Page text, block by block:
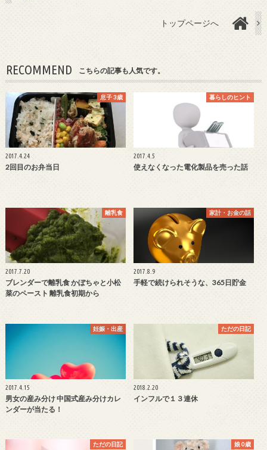
トップページへ
RECOMMEND こちらの記事も人気です。
息子 3歳
2017.4.24
2回目のお弁当日
暮らしのヒント
2017.4.5
使えなくなった電化製品を売った話
離乳食
2017.7.20
ブレンダーで離乳食 かぼちゃと小松
菜のペースト 離乳食初期から
家計・お金の話
2017.8.9
手軽で続けられそうな、365日貯金
妊娠・出産
2017.4.15
男女の産み分け 中国式産み分けカレ
ンダーが当たる！
ただの日記
2018.2.20
インフルで１３連休
ただの日記 娘 0歳